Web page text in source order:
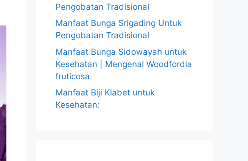
Pengobatan Tradisional
Manfaat Bunga Srigading Untuk
Pengobatan Tradisional
Manfaat Bunga Sidowayah untuk
Kesehatan | Mengenal Woodfordia
fruticosa
Manfaat Biji Klabet untuk
Kesehatan: